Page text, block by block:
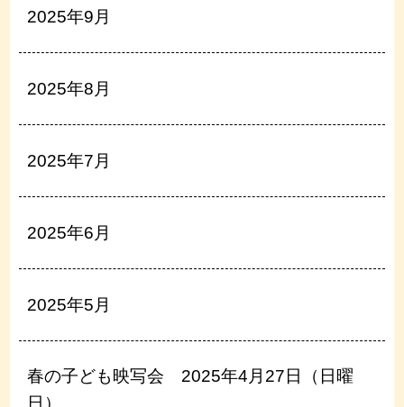
2025年9月
2025年8月
2025年7月
2025年6月
2025年5月
春の子ども映写会 2025年4月27日（日曜